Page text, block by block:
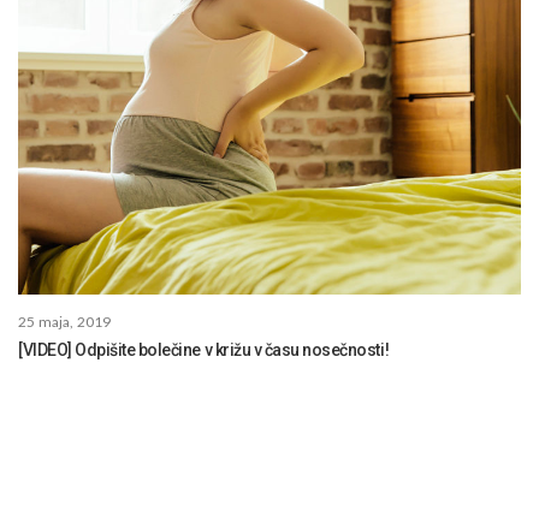
25 maja, 2019
[VIDEO] Odpišite bolečine v križu v času nosečnosti!